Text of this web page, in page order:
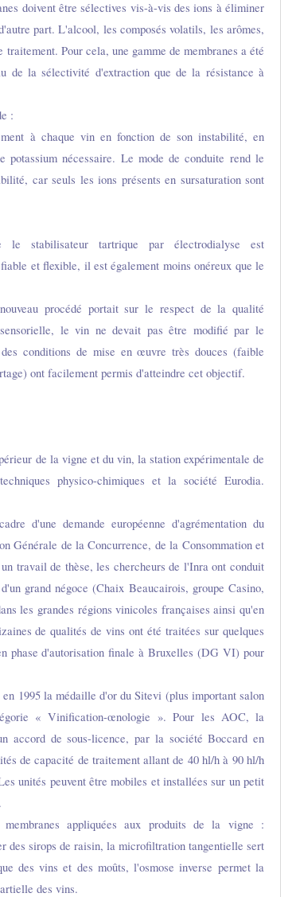
doivent être sélectives vis-à-vis des ions à éliminer
part. L'alcool, les composés volatils, les arômes,
Pour cela, une gamme de membranes a été
de la sélectivité d'extraction que de la résistance à
:
à chaque vin en fonction de son instabilité, en
nécessaire. Le mode de conduite rend le
car seuls les ions présents en sursaturation sont
le stabilisateur tartrique par électrodialyse est
et flexible, il est également moins onéreux que le
procédé portait sur le respect de la qualité
le vin ne devait pas être modifié par le
conditions de mise en œuvre très douces (faible
ont facilement permis d'atteindre cet objectif.
de la vigne et du vin, la station expérimentale de
physico-chimiques et la société Eurodia.
d'une demande européenne d'agrémentation du
Générale de la Concurrence, de la Consommation et
travail de thèse, les chercheurs de l'Inra ont conduit
grand négoce (Chaix Beaucairois, groupe Casino,
les grandes régions vinicoles françaises ainsi qu'en
de qualités de vins ont été traitées sur quelques
phase d'autorisation finale à Bruxelles (DG VI) pour
1995 la médaille d'or du Sitevi (plus important salon
« Vinification-œnologie ». Pour les AOC, la
accord de sous-licence, par la société Boccard en
de capacité de traitement allant de 40 hl/h à 90 hl/h
unités peuvent être mobiles et installées sur un petit
appliquées aux produits de la vigne :
des sirops de raisin, la microfiltration tangentielle sert
des vins et des moûts, l'osmose inverse permet la
des vins.